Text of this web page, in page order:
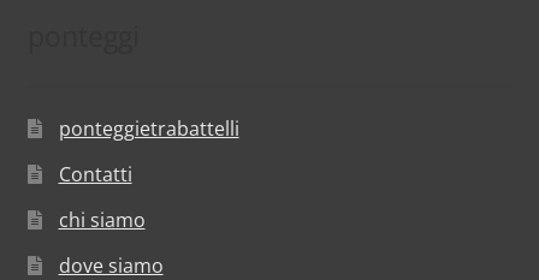
ponteggietrabattelli
Contatti
chi siamo
dove siamo